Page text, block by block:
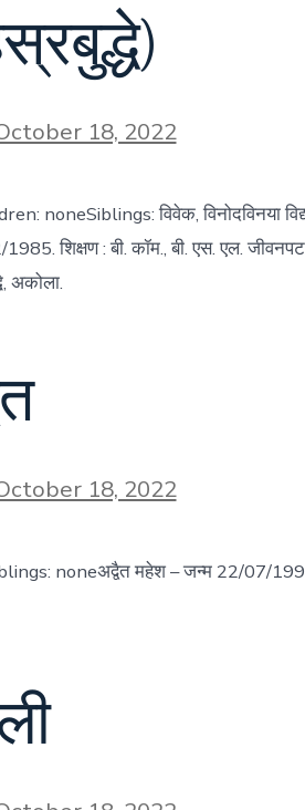
18, 2022
noneSiblings: विवेक, विनोदविनया
शिक्षण : बी. कॉम., बी. एस. एल.
अकोला.
18, 2022
noneअद्वैत महेश – जन्म 22/07/